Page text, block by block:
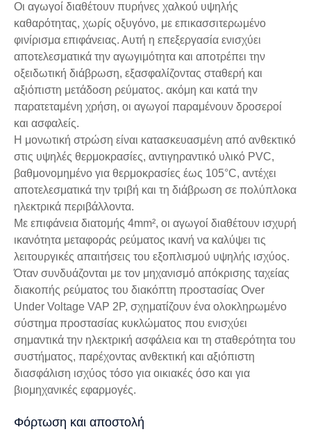
Οι αγωγοί διαθέτουν πυρήνες χαλκού υψηλής
καθαρότητας, χωρίς οξυγόνο, με επικασσιτερωμένο
φινίρισμα επιφάνειας. Αυτή η επεξεργασία ενισχύει
αποτελεσματικά την αγωγιμότητα και αποτρέπει την
οξειδωτική διάβρωση, εξασφαλίζοντας σταθερή και
αξιόπιστη μετάδοση ρεύματος. ακόμη και κατά την
παρατεταμένη χρήση, οι αγωγοί παραμένουν δροσεροί
και ασφαλείς.
Η μονωτική στρώση είναι κατασκευασμένη από ανθεκτικό
στις υψηλές θερμοκρασίες, αντιγηραντικό υλικό PVC,
βαθμονομημένο για θερμοκρασίες έως 105°C, αντέχει
αποτελεσματικά την τριβή και τη διάβρωση σε πολύπλοκα
ηλεκτρικά περιβάλλοντα.
Με επιφάνεια διατομής 4mm², οι αγωγοί διαθέτουν ισχυρή
ικανότητα μεταφοράς ρεύματος ικανή να καλύψει τις
λειτουργικές απαιτήσεις του εξοπλισμού υψηλής ισχύος.
Όταν συνδυάζονται με τον μηχανισμό απόκρισης ταχείας
διακοπής ρεύματος του διακόπτη προστασίας Over
Under Voltage VAP 2P, σχηματίζουν ένα ολοκληρωμένο
σύστημα προστασίας κυκλώματος που ενισχύει
σημαντικά την ηλεκτρική ασφάλεια και τη σταθερότητα του
συστήματος, παρέχοντας ανθεκτική και αξιόπιστη
διασφάλιση ισχύος τόσο για οικιακές όσο και για
βιομηχανικές εφαρμογές.
Φόρτωση και αποστολή